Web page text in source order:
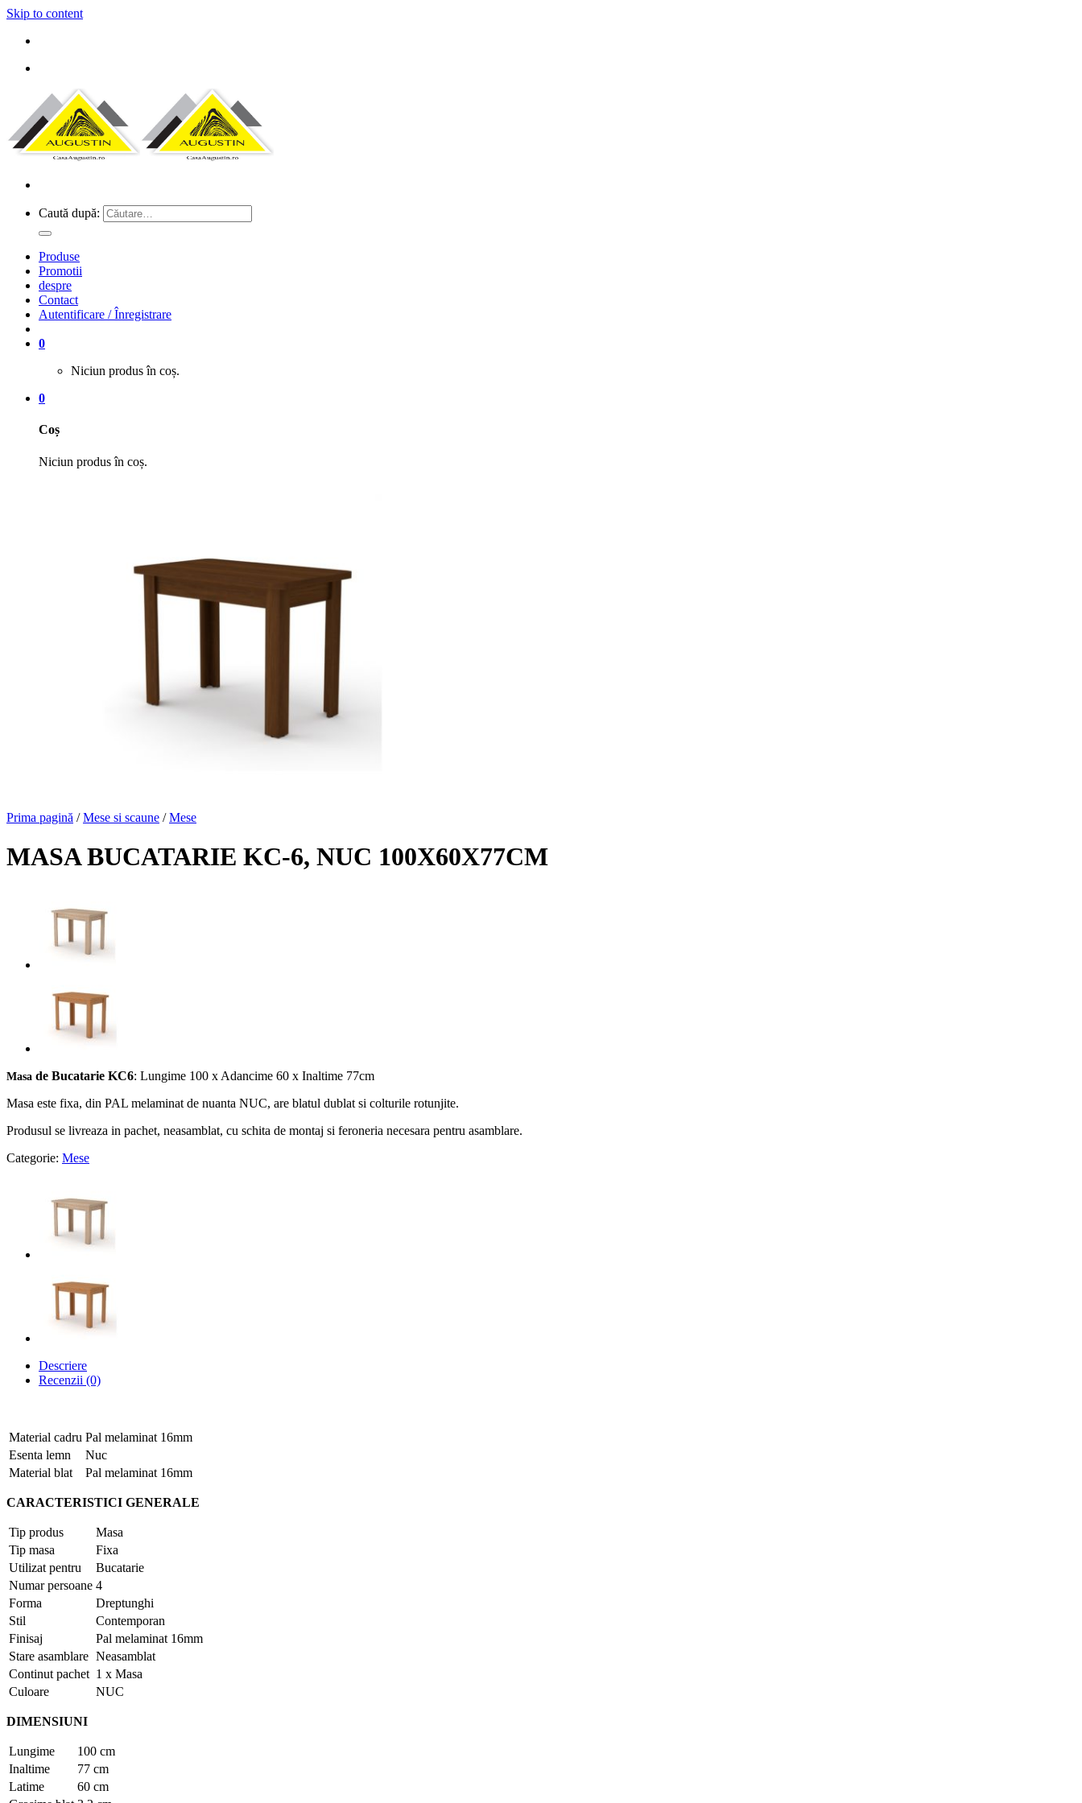
Skip to content
Caută după:
Produse
Promotii
despre
Contact
Autentificare / Înregistrare
0
Niciun produs în coș.
0
Coș
Niciun produs în coș.
Prima pagină / Mese si scaune / Mese
MASA BUCATARIE KC-6, NUC 100X60X77CM
Masa de Bucatarie KC6: Lungime 100 x Adancime 60 x Inaltime 77cm
Masa este fixa, din PAL melaminat de nuanta NUC, are blatul dublat si colturile rotunjite.
Produsul se livreaza in pachet, neasamblat, cu schita de montaj si feroneria necesara pentru asamblare.
Categorie: Mese
Descriere
Recenzii (0)
Material cadru Pal melaminat 16mm
Esenta lemn
Nuc
Material blat
Pal melaminat 16mm
CARACTERISTICI GENERALE
Tip produs
Masa
Tip masa
Fixa
Utilizat pentru
Bucatarie
Numar persoane 4
Forma
Dreptunghi
Stil
Contemporan
Finisaj
Pal melaminat 16mm
Stare asamblare Neasamblat
Continut pachet 1 x Masa
Culoare
NUC
DIMENSIUNI
Lungime
100 cm
Inaltime
77 cm
Latime
60 cm